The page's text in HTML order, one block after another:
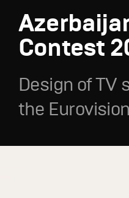
Contest
Design of TV
the